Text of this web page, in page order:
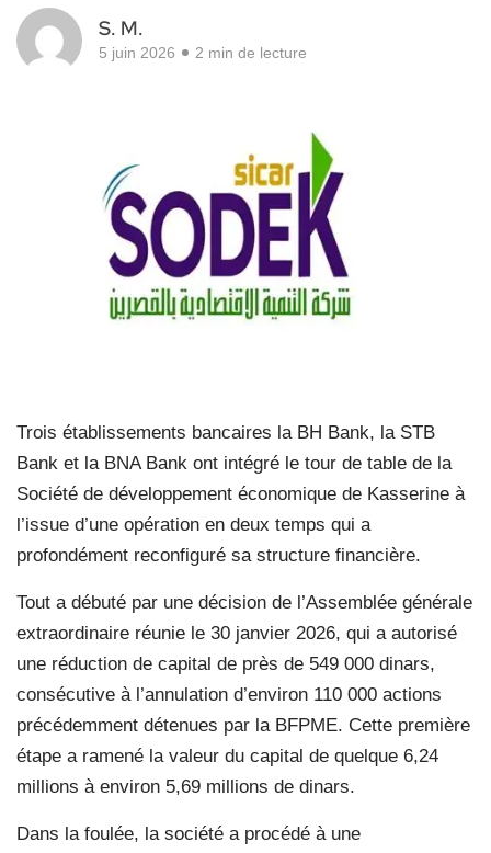
S. M.
5 juin 2026 2 min de lecture
Trois établissements bancaires la BH Bank, la STB
Bank et la BNA Bank ont intégré le tour de table de la
Société de développement économique de Kasserine à
l’issue d’une opération en deux temps qui a
profondément reconfiguré sa structure financière.
Tout a débuté par une décision de l’Assemblée générale
extraordinaire réunie le 30 janvier 2026, qui a autorisé
une réduction de capital de près de 549 000 dinars,
consécutive à l’annulation d’environ 110 000 actions
précédemment détenues par la BFPME. Cette première
étape a ramené la valeur du capital de quelque 6,24
millions à environ 5,69 millions de dinars.
Dans la foulée, la société a procédé à une